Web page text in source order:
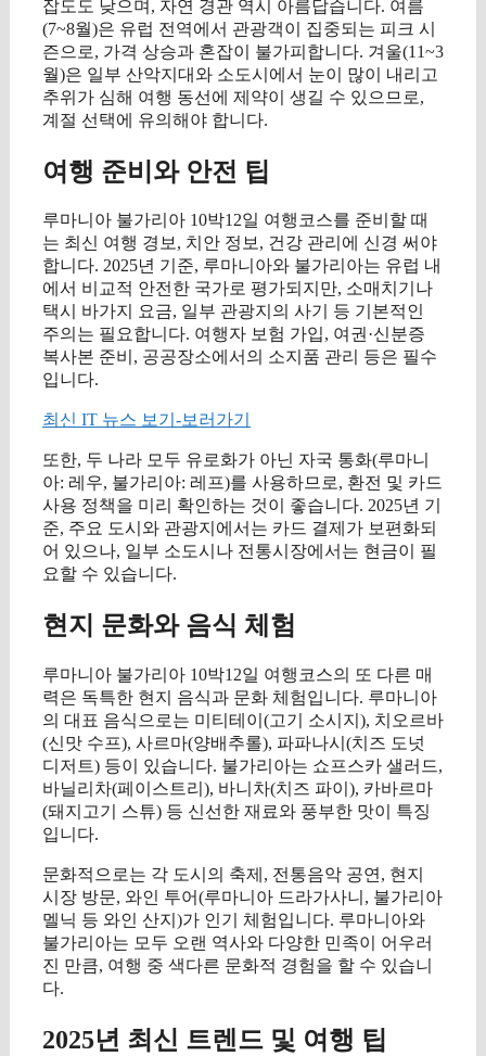
잡도도 낮으며, 자연 경관 역시 아름답습니다. 여름
(7~8월)은 유럽 전역에서 관광객이 집중되는 피크 시
즌으로, 가격 상승과 혼잡이 불가피합니다. 겨울(11~3
월)은 일부 산악지대와 소도시에서 눈이 많이 내리고
추위가 심해 여행 동선에 제약이 생길 수 있으므로,
계절 선택에 유의해야 합니다.
여행 준비와 안전 팁
루마니아 불가리아 10박12일 여행코스를 준비할 때
는 최신 여행 경보, 치안 정보, 건강 관리에 신경 써야
합니다. 2025년 기준, 루마니아와 불가리아는 유럽 내
에서 비교적 안전한 국가로 평가되지만, 소매치기나
택시 바가지 요금, 일부 관광지의 사기 등 기본적인
주의는 필요합니다. 여행자 보험 가입, 여권·신분증
복사본 준비, 공공장소에서의 소지품 관리 등은 필수
입니다.
최신 IT 뉴스 보기-보러가기
또한, 두 나라 모두 유로화가 아닌 자국 통화(루마니
아: 레우, 불가리아: 레프)를 사용하므로, 환전 및 카드
사용 정책을 미리 확인하는 것이 좋습니다. 2025년 기
준, 주요 도시와 관광지에서는 카드 결제가 보편화되
어 있으나, 일부 소도시나 전통시장에서는 현금이 필
요할 수 있습니다.
현지 문화와 음식 체험
루마니아 불가리아 10박12일 여행코스의 또 다른 매
력은 독특한 현지 음식과 문화 체험입니다. 루마니아
의 대표 음식으로는 미티테이(고기 소시지), 치오르바
(신맛 수프), 사르마(양배추롤), 파파나시(치즈 도넛
디저트) 등이 있습니다. 불가리아는 쇼프스카 샐러드,
바닐리차(페이스트리), 바니차(치즈 파이), 카바르마
(돼지고기 스튜) 등 신선한 재료와 풍부한 맛이 특징
입니다.
문화적으로는 각 도시의 축제, 전통음악 공연, 현지
시장 방문, 와인 투어(루마니아 드라가사니, 불가리아
멜닉 등 와인 산지)가 인기 체험입니다. 루마니아와
불가리아는 모두 오랜 역사와 다양한 민족이 어우러
진 만큼, 여행 중 색다른 문화적 경험을 할 수 있습니
다.
2025년 최신 트렌드 및 여행 팁